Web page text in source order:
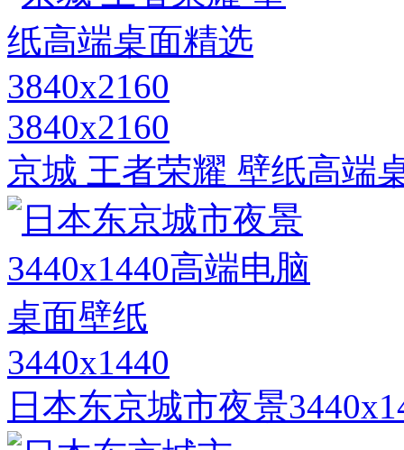
3840x2160
京城 王者荣耀 壁纸高端
3440x1440
日本东京城市夜景